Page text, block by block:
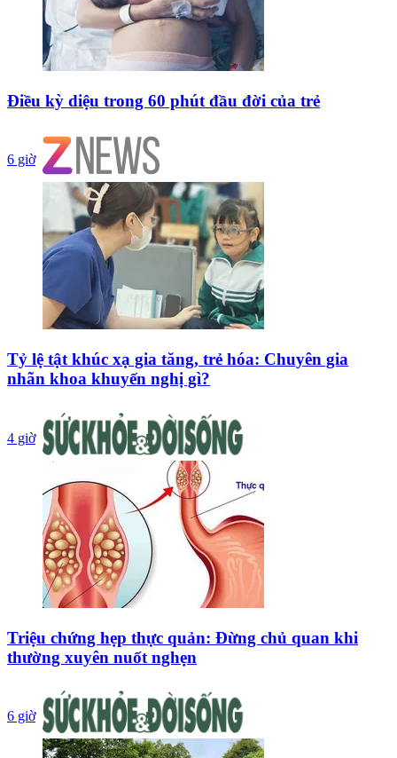
Điều kỳ diệu trong 60 phút đầu đời của trẻ
6 giờ
Tỷ lệ tật khúc xạ gia tăng, trẻ hóa: Chuyên gia
nhãn khoa khuyến nghị gì?
4 giờ
Triệu chứng hẹp thực quản: Đừng chủ quan khi
thường xuyên nuốt nghẹn
6 giờ